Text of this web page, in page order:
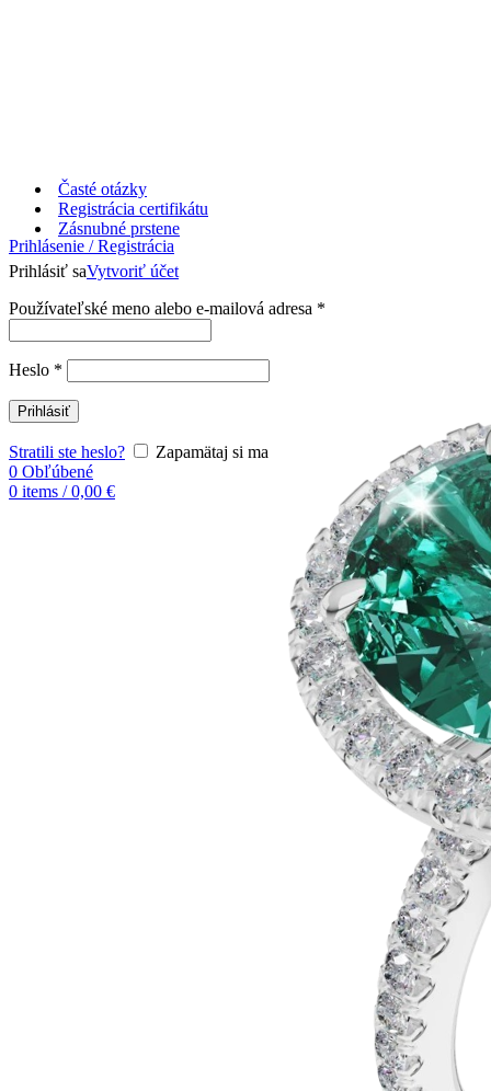
Časté otázky
Registrácia certifikátu
Prihlásenie / Registrácia
Prihlásiť saVytvoriť účet
Používateľské meno alebo e-mailová adresa *
Heslo *
Prihlásiť
Stratili ste heslo?
Zapamätaj si ma
0 Obľúbené
0 items / 0,00 €
Zásnubné prstene